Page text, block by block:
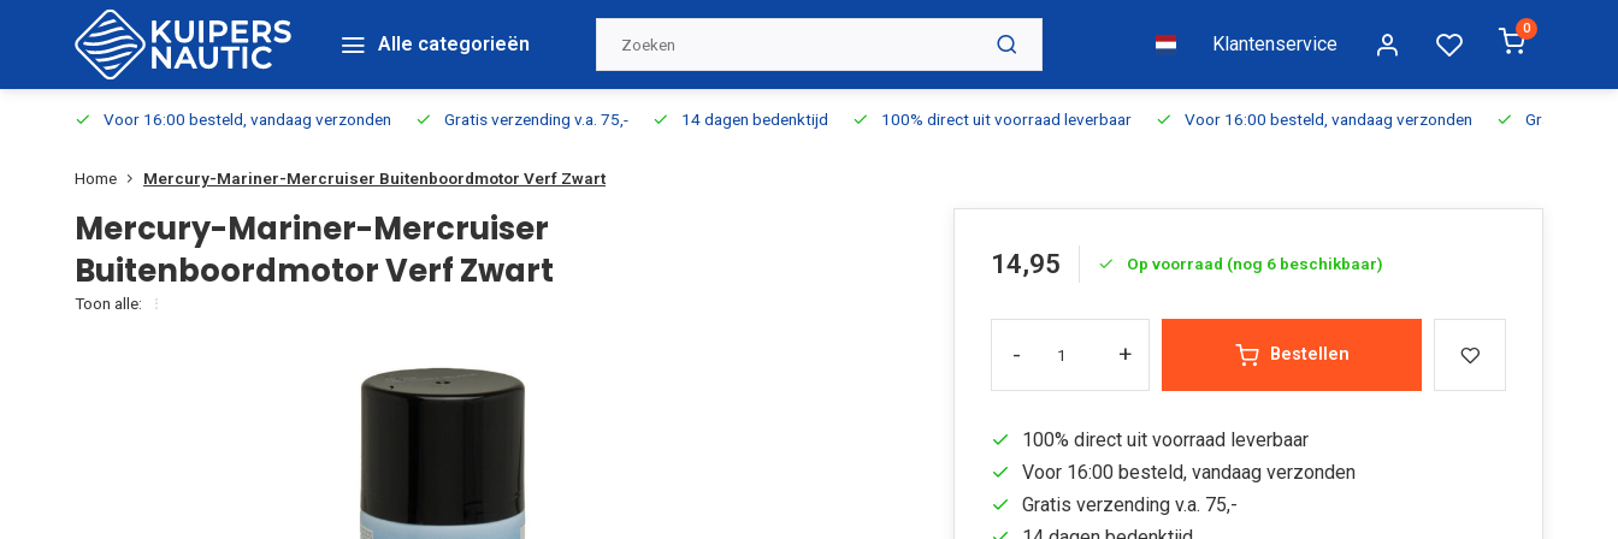
Alle categorieën Klantenservice
0
Voor 16:00 besteld, vandaag verzonden Gratis verzending v.a. 75,- 14 dagen bedenktijd 100% direct uit voorraad leverbaar Voor 16:00 besteld, vandaag verzonden Gratis
Home Mercury-Mariner-Mercruiser Buitenboordmotor Verf Zwart
Mercury-Mariner-Mercruiser
Buitenboordmotor Verf Zwart
Toon alle:
14,95 Op voorraad (nog 6 beschikbaar)
- + Bestellen
100% direct uit voorraad leverbaar
Voor 16:00 besteld, vandaag verzonden
Gratis verzending v.a. 75,-